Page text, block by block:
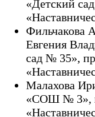
«Детский
Фильчакова
Евгения
сад № 35»,
Малахова
«СОШ № 3»,